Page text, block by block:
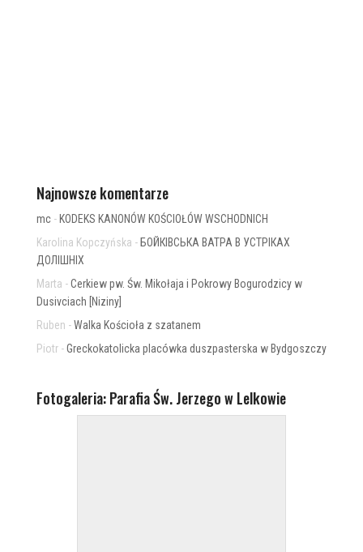
Najnowsze komentarze
mc- KODEKS KANONÓW KOŚCIOŁÓW WSCHODNICH
Karolina Kopczyńska - БОЙКІВСЬКА ВАТРА В УСТРІКАХ
ДОЛІШНІХ
Marta -Cerkiew pw. Św. Mikołaja i Pokrowy Bogurodzicy w
Dusivciach [Niziny]
Ruben -Walka Kościoła z szatanem
Piotr-Greckokatolicka placówka duszpasterska w Bydgoszczy
Fotogaleria: Parafia Św. Jerzego w Lelkowie